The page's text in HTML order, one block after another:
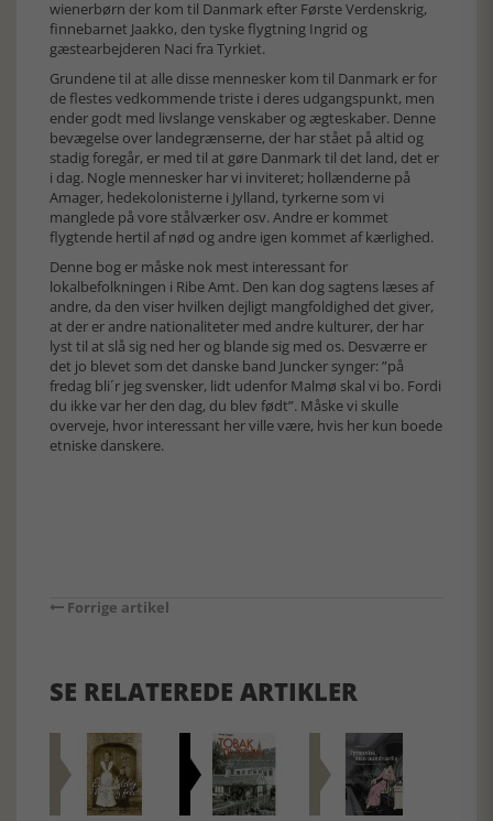
wienerbørn der kom til Danmark efter Første Verdenskrig,
finnebarnet Jaakko, den tyske flygtning Ingrid og
gæstearbejderen Naci fra Tyrkiet.
Grundene til at alle disse mennesker kom til Danmark er for
de flestes vedkommende triste i deres udgangspunkt, men
ender godt med livslange venskaber og ægteskaber. Denne
bevægelse over landegrænserne, der har stået på altid og
stadig foregår, er med til at gøre Danmark til det land, det er
i dag. Nogle mennesker har vi inviteret; hollænderne på
Amager, hedekolonisterne i Jylland, tyrkerne som vi
manglede på vore stålværker osv. Andre er kommet
flygtende hertil af nød og andre igen kommet af kærlighed.
Denne bog er måske nok mest interessant for
lokalbefolkningen i Ribe Amt. Den kan dog sagtens læses af
andre, da den viser hvilken dejligt mangfoldighed det giver,
at der er andre nationaliteter med andre kulturer, der har
lyst til at slå sig ned her og blande sig med os. Desværre er
det jo blevet som det danske band Juncker synger: ”på
fredag bli´r jeg svensker, lidt udenfor Malmø skal vi bo. Fordi
du ikke var her den dag, du blev født”. Måske vi skulle
overveje, hvor interessant her ville være, hvis her kun boede
etniske danskere.
Forrige artikel
SE RELATEREDE ARTIKLER